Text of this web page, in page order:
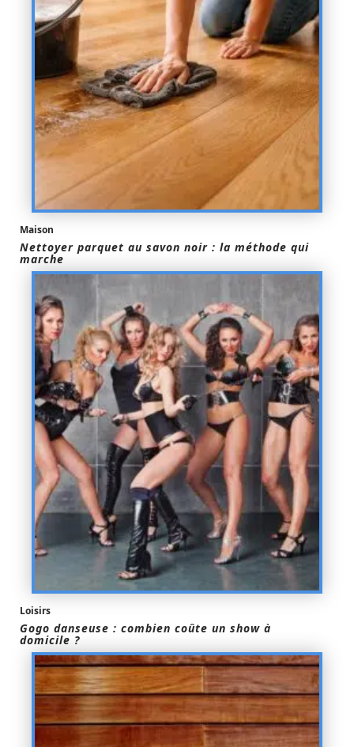
Maison
Nettoyer parquet au savon noir : la méthode qui
marche
Loisirs
Gogo danseuse : combien coûte un show à
domicile ?